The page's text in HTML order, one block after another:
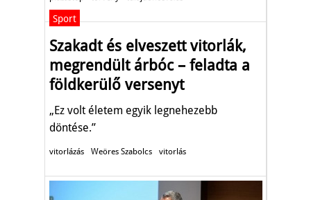
Sport
Szakadt és elveszett vitorlák,
megrendült árbóc – feladta a
földkerülő versenyt
„Ez volt életem egyik legnehezebb
döntése.”
vitorlázás Weöres Szabolcs vitorlás